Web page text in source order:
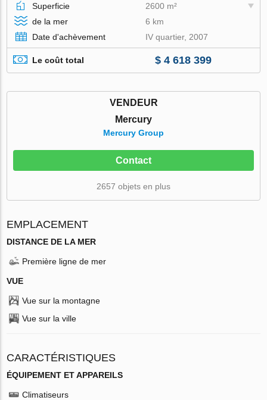
Superficie
2600 m²
de la mer
6 km
Date d'achèvement
IV quartier, 2007
Le coût total $ 4 618 399
VENDEUR
Mercury
Mercury Group
Contact
2657 objets en plus
EMPLACEMENT
DISTANCE DE LA MER
Première ligne de mer
VUE
Vue sur la montagne
Vue sur la ville
CARACTÉRISTIQUES
ÉQUIPEMENT ET APPAREILS
Climatiseurs